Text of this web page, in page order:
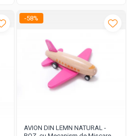
-58%
AVION DIN LEMN NATURAL -